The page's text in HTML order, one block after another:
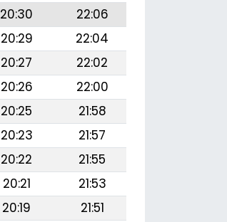
20:30
22:06
20:29
22:04
20:27
22:02
20:26
22:00
20:25
21:58
20:23
21:57
20:22
21:55
20:21
21:53
20:19
21:51